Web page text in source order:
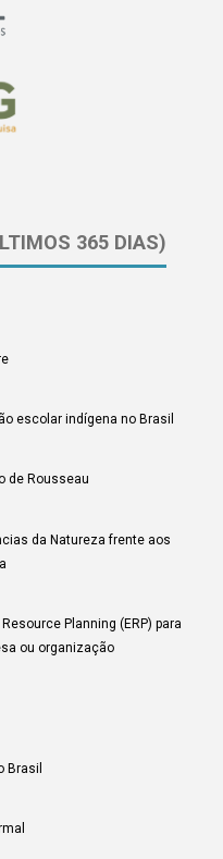
365 DIAS)
escolar indígena no Brasil
de Rousseau
da Natureza frente aos
Planning (ERP) para
ou organização
Brasil